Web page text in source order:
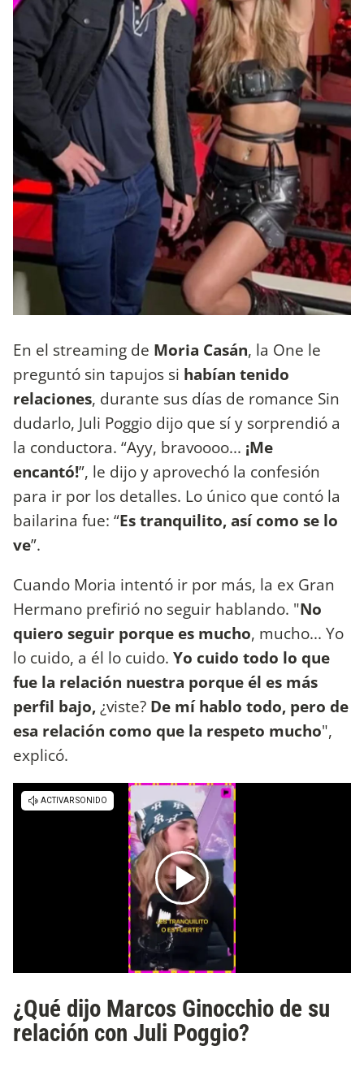
En el streaming de Moria Casán, la One le
preguntó sin tapujos si habían tenido
relaciones, durante sus días de romance Sin
dudarlo, Juli Poggio dijo que sí y sorprendió a
la conductora. “Ayy, bravoooo... ¡Me
encantó!”, le dijo y aprovechó la confesión
para ir por los detalles. Lo único que contó la
bailarina fue: “Es tranquilito, así como se lo
ve”.
Cuando Moria intentó ir por más, la ex Gran
Hermano prefirió no seguir hablando. "No
quiero seguir porque es mucho, mucho... Yo
lo cuido, a él lo cuido. Yo cuido todo lo que
fue la relación nuestra porque él es más
perfil bajo,¿viste? De mí hablo todo, pero de
esa relación como que la respeto mucho",
explicó.
¿Qué dijo Marcos Ginocchio de su
relación con Juli Poggio?